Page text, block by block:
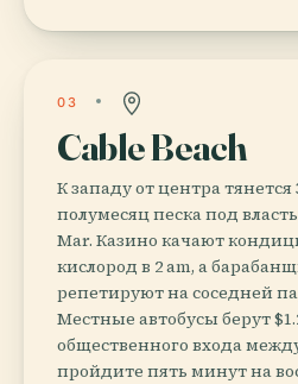
03
Cable Beach
К западу от центра
полумесяц песка под
Mar. Казино качают
кислород в 2 am, а
репетируют на соседней
Местные автобусы берут
общественного входа
пройдите пять минут на